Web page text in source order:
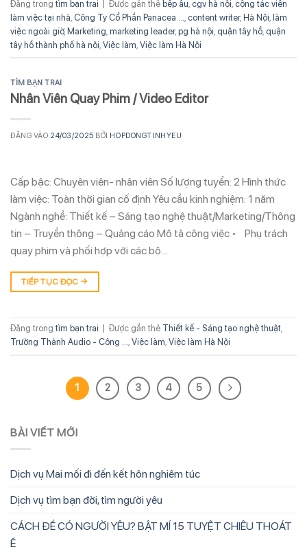
Đăng trong tìm bạn trai Được gắn thẻ bếp âu cgv hà nội cộng tác viên
làm việc tại nhà Công Ty Cổ Phần Panacea ... content writer, Hà Nội làm
việc ngoài giờ, Marketing marketing leader, pg hà nội quận tây hồ quận
tây hồ thành phố hà nội Việc làm Việc làm Hà Nội
TÌM BẠN TRAI
Nhân Viên Quay Phim / Video Editor
ĐĂNG VÀO 24/03/2025 BỞI HOPDONGTINHYEU
Cấp bậc: Chuyên viên- nhân viên Số lượng tuyển: 2 Hình thức
làm việc: Toàn thời gian cố định Yêu cầu kinh nghiệm: 1 năm
Ngành nghề: Thiết kế – Sáng tạo nghệ thuật/Marketing/Thông
tin – Truyền thông – Quảng cáo Mô tả công việc • Phụ trách
quay phim và phối hợp với các bộ…
TIẾP TỤC ĐỌC →
Đăng trong tìm bạn trai Được gắn thẻ Thiết kế - Sáng tạo nghệ thuật,
Trường Thành Audio - Công ..., Việc làm, Việc làm Hà Nội
1 2 3 4 5
BÀI VIẾT MỚI
Dịch vụ Mai mối đi đến kết hôn nghiêm túc
Dịch vụ tìm bạn đời, tìm người yêu
CÁCH ĐỂ CÓ NGƯỜI YÊU? BẬT MÍ 15 TUYỆT CHIÊU THOÁT
Ế